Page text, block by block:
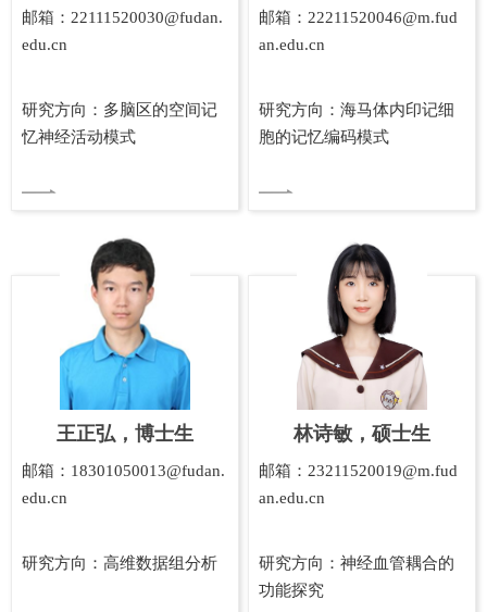
邮箱：22111520030@fudan.
edu.cn
研究方向：多脑区的空间记
忆神经活动模式
邮箱：22211520046@m.fud
an.edu.cn
研究方向：海马体内印记细
胞的记忆编码模式
王正弘，博士生
邮箱：18301050013@fudan.
edu.cn
研究方向：高维数据组分析
林诗敏，硕士生
邮箱：23211520019@m.fud
an.edu.cn
研究方向：神经血管耦合的
功能探究